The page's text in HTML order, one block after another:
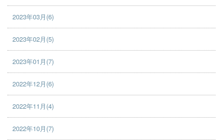
2023年03月(6)
2023年02月(5)
2023年01月(7)
2022年12月(6)
2022年11月(4)
2022年10月(7)